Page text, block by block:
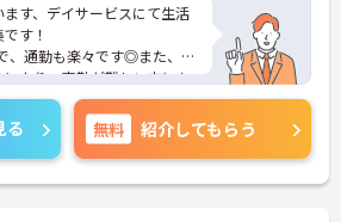
す、デイサービスにて生活
す！
、通勤も楽々です◎また、夜
より、夜勤が難しい方にも
す。
ナビ介護職までお問い合わ
る 無料 紹介してもらう